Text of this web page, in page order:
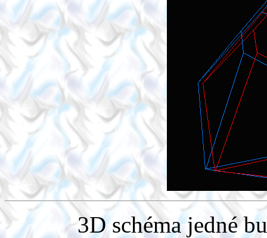
3D schéma jedné